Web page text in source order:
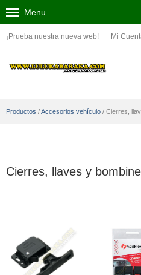
¡Prueba nuestra nueva web! Mi
Menu
Productos /Accesorios vehículo / Cierres,
Cierres, llaves y